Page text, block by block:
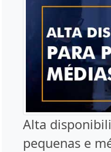
Alta
pequenas e